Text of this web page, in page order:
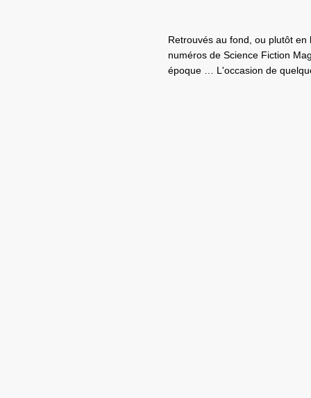
Retrouvés au fond, ou plutôt
numéros de Science Fiction
époque … L'occasion de